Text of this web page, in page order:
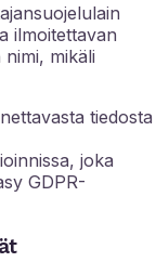
ilmoitettavan
mikäli
tiedosta
joka
GDPR-